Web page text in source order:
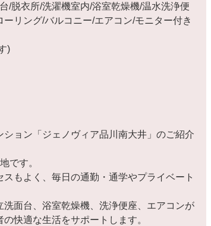
/脱衣所/洗濯機室内/浴室乾燥機/温水洗浄便
リング/バルコニー/エアコン/モニター付き
)
ョン「ジェノヴィア品川南大井」のご紹介
です。
もよく、毎日の通勤・通学やプライベート
面台、浴室乾燥機、洗浄便座、エアコンが
快適な生活をサポートします。